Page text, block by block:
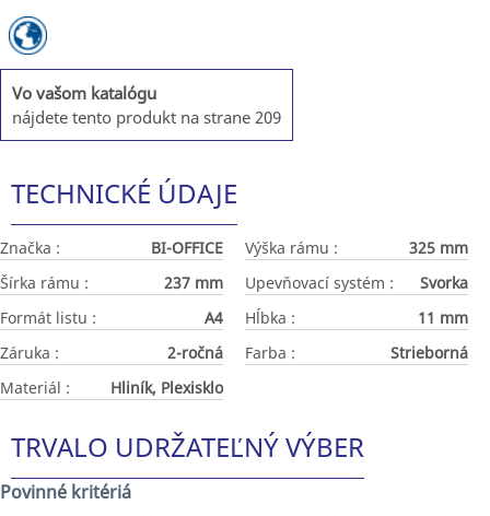
Vo vašom katalógu
nájdete tento produkt na strane 209
TECHNICKÉ ÚDAJE
Značka : BI-OFFICE Výška rámu :
325 mm
Šírka rámu :
237 mm Upevňovací systém :
Svorka
Formát listu :
A4 Hĺbka :
11 mm
Záruka :
2-ročná Farba :
Strieborná
Materiál :
Hliník, Plexisklo
TRVALO UDRŽATEĽNÝ VÝBER
Povinné kritériá